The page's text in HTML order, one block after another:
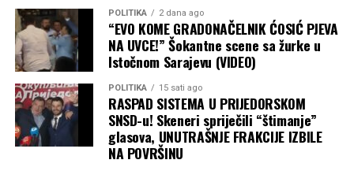
POLITIKA 2 dana ago
“EVO KOME GRADONAČELNIK ĆOSIĆ PJEVA
NA UVCE!” Šokantne scene sa žurke u
Istočnom Sarajevu (VIDEO)
POLITIKA 15 sati ago
RASPAD SISTEMA U PRIJEDORSKOM
SNSD-u! Skeneri spriječili “štimanje”
glasova, UNUTRAŠNJE FRAKCIJE IZBILE
NA POVRŠINU